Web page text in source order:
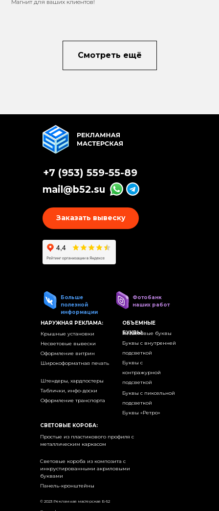
Магнит для ваших клиентов!
Смотреть ещё
© 2023 Рекламная мастерская Б-52
Заказать вывеску
Панель-кронштейны
Световые короба из композита с
инкрустированными акриловыми
буквами
Простые из пластикового профиля с
металлическим каркасом
СВЕТОВЫЕ КОРОБА:
Оформление транспорта
Таблички, инфо-доски
Широкоформатная печать
Штендеры, хардпостеры
Оформление витрин
Несветовые вывески
Крышные установки
НАРУЖНАЯ РЕКЛАМА:
Фотобанк
наших работ
Больше
полезной
информации
Буквы «Ретро»
Буквы с пиксельной
подсветкой
Буквы с
контражурной
подсветкой
Буквы с внутренней
подсветкой
Несветовые буквы
ОБЪЕМНЫЕ
БУКВЫ:
mail@b52.su
+7 (953) 559-55-89